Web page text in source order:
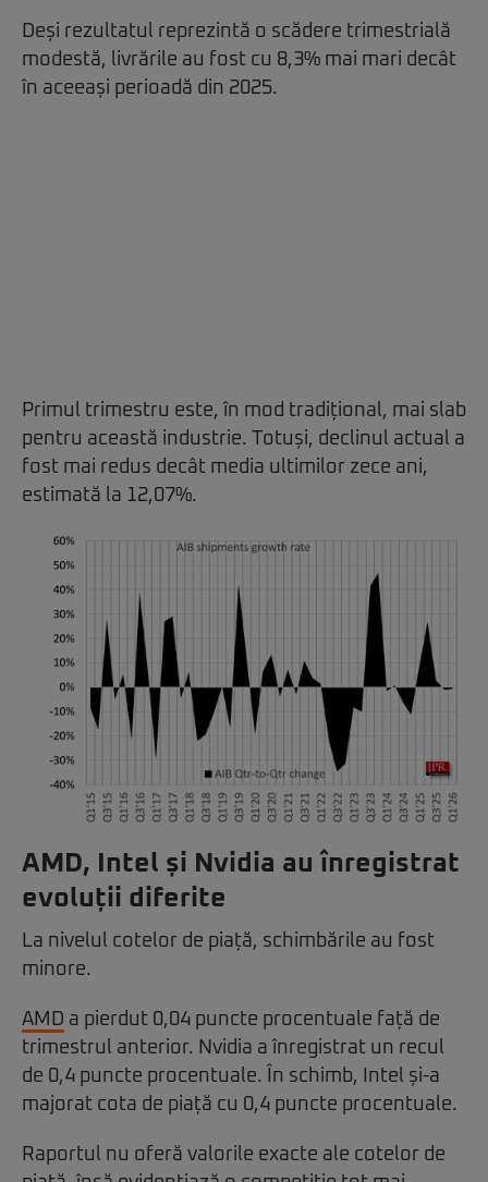
Deși rezultatul reprezintă o scădere trimestrială
modestă, livrările au fost cu 8,3% mai mari decât
în aceeași perioadă din 2025.
Primul trimestru este, în mod tradițional, mai slab
pentru această industrie. Totuși, declinul actual a
fost mai redus decât media ultimilor zece ani,
estimată la 12,07%.
AMD, Intel și Nvidia au înregistrat
evoluții diferite
La nivelul cotelor de piață, schimbările au fost
minore.
AMD a pierdut 0,04 puncte procentuale față de
trimestrul anterior. Nvidia a înregistrat un recul
de 0,4 puncte procentuale. În schimb, Intel și-a
majorat cota de piață cu 0,4 puncte procentuale.
Raportul nu oferă valorile exacte ale cotelor de